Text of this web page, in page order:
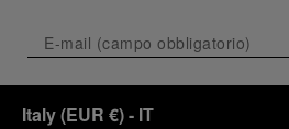
Italy(EUR €)- IT